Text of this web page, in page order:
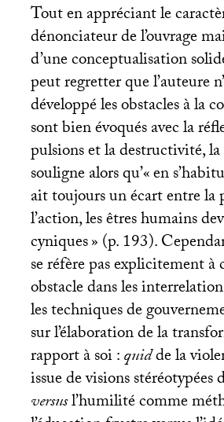
Tout en appréciant le
dénonciateur de l’ouvrage
d’une conceptualisation
peut regretter que l’auteure
développé les obstacles à la
sont bien évoqués avec la
pulsions et la destructivité,
souligne alors qu’«en
ait toujours un écart entre la
l’action, les êtres humains
cyniques» (p. 193).
se réfère pas explicitement
obstacle dans les
les techniques de
sur l’élaboration de la
rapport à soi :quidde la
issue de visions stéréotypées
versusl’humilité comme